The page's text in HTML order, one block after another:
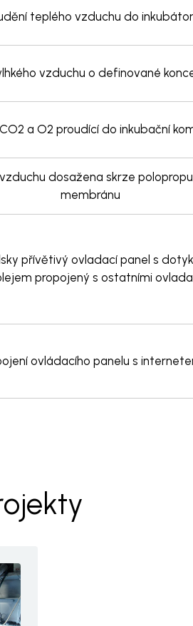
teplého vzduchu do
vzduchu o definované
a O2 proudící do inkubační
dosažena skrze
membránu
přívětivý ovladací panel s
propojený s ostatními
ovládacího panelu s